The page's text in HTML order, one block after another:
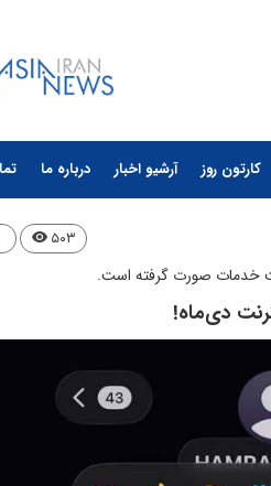
کارتون روز آرشیو اخبار درباره ما
۵۰۳
خدمات صورت گرفته است.